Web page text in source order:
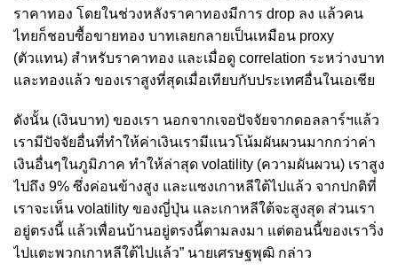
ราคาทอง โดยในช่วงหลังราคาทองมีการ drop ลง แล้วคน
ไทยก็ชอบซื้อขายทอง บาทเลยกลายเป็นเหมือน proxy
(ตัวแทน) สำหรับราคาทอง และเมื่อดู correlation ระหว่างบาท
และทองแล้ว ของเราสูงที่สุดเมื่อเทียบกับประเทศอื่นในเอเชีย
ดังนั้น (เงินบาท) ของเรา นอกจากเจอปัจจัยจากดอลลาร์ฯแล้ว
เรามีปัจจัยอื่นที่ทำให้ค่าเงินเรามีแนวโน้มผันผวนมากกว่าค่า
เงินอื่นๆในภูมิภาค ทำให้ล่าสุด volatility (ความผันผวน) เราสูง
ไปถึง 9% ซึ่งค่อนข้างสูง และแซงเกาหลีใต้ไปแล้ว จากปกติที่
เราจะเห็น volatility ของญี่ปุ่น และเกาหลีใต้จะสูงสุด ส่วนเรา
อยู่ตรงนี้ แล้วเพื่อนบ้านอยู่ตรงนี้ตามลงมา แต่ตอนนี้ของเราวิ่ง
ไปแตะพวกเกาหลีใต้ไปแล้ว” นายเศรษฐพุฒิ กล่าว